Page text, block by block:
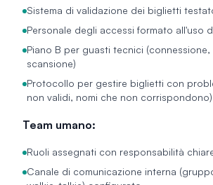
Sistema di validazione dei biglietti
Personale degli accessi formato all'uso
Piano B per guasti tecnici
scansione)
Protocollo per gestire biglietti con
non validi, nomi che non corrispondono)
Team umano:
Ruoli assegnati con responsabilità
Canale di comunicazione interna